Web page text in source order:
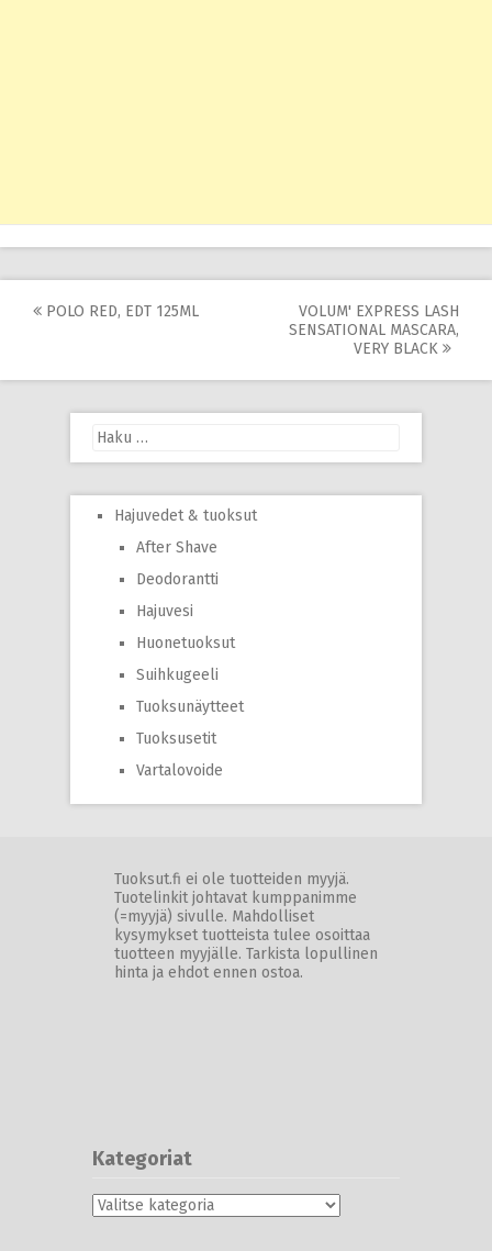
Post
POLO RED, EDT 125ML
VOLUM' EXPRESS LASH
SENSATIONAL MASCARA,
VERY BLACK
Haku:
Hajuvedet & tuoksut
After Shave
Deodorantti
Hajuvesi
Huonetuoksut
Suihkugeeli
Tuoksunäytteet
Tuoksusetit
Vartalovoide
Tuoksut.fi ei ole tuotteiden myyjä.
Tuotelinkit johtavat kumppanimme
(=myyjä) sivulle. Mahdolliset
kysymykset tuotteista tulee osoittaa
tuotteen myyjälle. Tarkista lopullinen
hinta ja ehdot ennen ostoa.
Kategoriat
Kategoriat